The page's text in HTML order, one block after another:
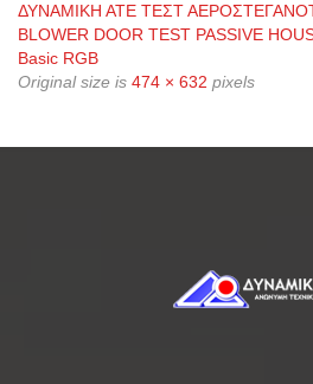
ΔΥΝΑΜΙΚΗ ΑΤΕ ΤΕΣΤ
BLOWER DOOR TEST PASSIVE
Basic RGB
Original size is 474 × 632 pixels